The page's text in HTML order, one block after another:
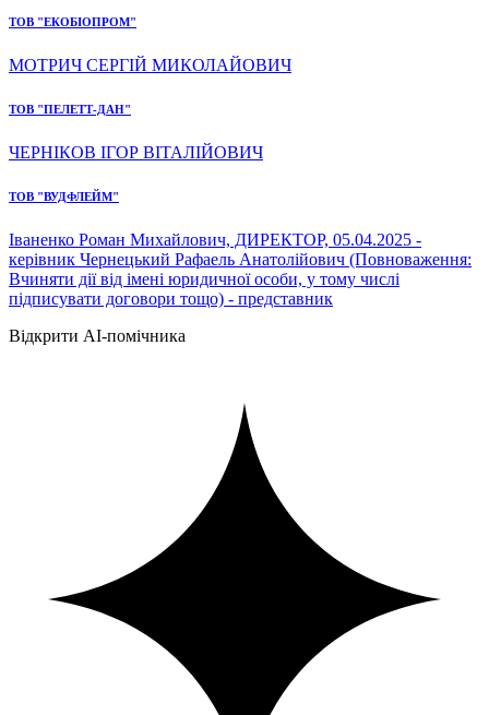
ТОВ "ЕКОБІОПРОМ"
МОТРИЧ СЕРГІЙ МИКОЛАЙОВИЧ
ТОВ "ПЕЛЕТТ-ДАН"
ЧЕРНІКОВ ІГОР ВІТАЛІЙОВИЧ
ТОВ "ВУДФЛЕЙМ"
Іваненко Роман Михайлович, ДИРЕКТОР, 05.04.2025 -
керівник Чернецький Рафаель Анатолійович (Повноваження:
Вчиняти дії від імені юридичної особи, у тому числі
підписувати договори тощо) - представник
Відкрити AI-помічника